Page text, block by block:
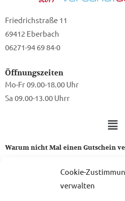
Cookie-
verwalten
Friedrichstraße 11
69412 Eberbach
06271-94 69 84-0
Öffnungszeiten
Mo-Fr 09.00-18.00 Uhr
Sa 09.00-13.00 Uhrr
Warum nicht Mal einen Gutschein
Ein Gutschein von uns ist das